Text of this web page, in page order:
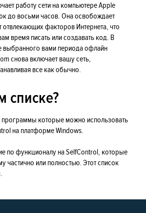
работу сети на компьютере Apple
до восьми часов. Она освобождает
отвлекающих факторов Интернета, что
время писать или создавать код. В
выбранного вами периода офлайн
снова включает вашу сеть,
все как обычно.
списке?
программы которые можно использовать
на платформе Windows.
по функционалу на SelfControl, которые
частично или полностью. Этот список